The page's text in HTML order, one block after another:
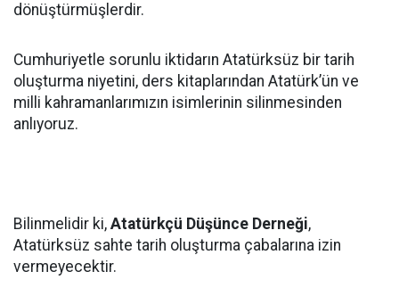
dönüştürmüşlerdir.
Cumhuriyetle sorunlu iktidarın Atatürksüz bir tarih
oluşturma niyetini, ders kitaplarından Atatürk’ün ve
milli kahramanlarımızın isimlerinin silinmesinden
anlıyoruz.
Bilinmelidir ki, Atatürkçü Düşünce Derneği,
Atatürksüz sahte tarih oluşturma çabalarına izin
vermeyecektir.